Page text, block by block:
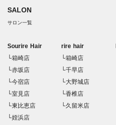
SALON
サロン一覧
Sourire Hair
└箱崎店
└赤坂店
└今宿店
└室見店
└東比恵店
└姪浜店
rire hair
└箱崎店
└千早店
└大野城店
└香椎店
└久留米店